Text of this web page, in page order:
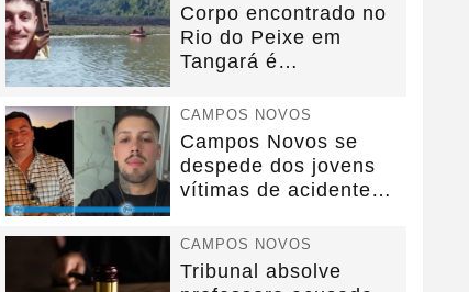
Corpo encontrado no
Rio do Peixe em
Tangará é
CAMPOS NOVOS
Campos Novos se
despede dos jovens
vítimas de acidente
CAMPOS NOVOS
Tribunal absolve